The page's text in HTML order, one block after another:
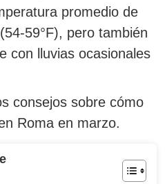
promedio de
59°F), pero también
con lluvias ocasionales
consejos sobre cómo
Roma en marzo.